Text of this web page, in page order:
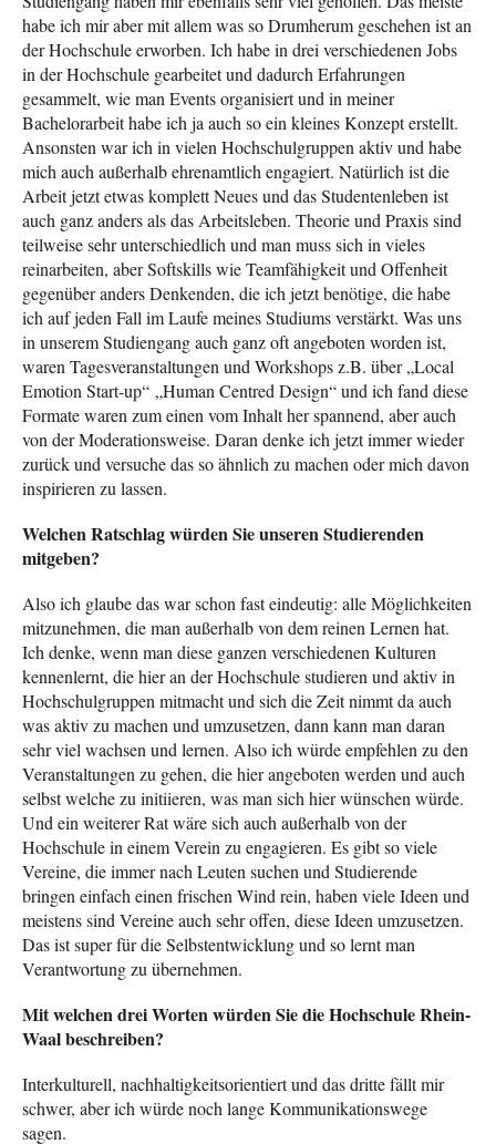
habe ich mir aber mit allem was so Drumherum geschehen ist an
der Hochschule erworben. Ich habe in drei verschiedenen Jobs
in der Hochschule gearbeitet und dadurch Erfahrungen
gesammelt, wie man Events organisiert und in meiner
Bachelorarbeit habe ich ja auch so ein kleines Konzept erstellt.
Ansonsten war ich in vielen Hochschulgruppen aktiv und habe
mich auch außerhalb ehrenamtlich engagiert. Natürlich ist die
Arbeit jetzt etwas komplett Neues und das Studentenleben ist
auch ganz anders als das Arbeitsleben. Theorie und Praxis sind
teilweise sehr unterschiedlich und man muss sich in vieles
reinarbeiten, aber Softskills wie Teamfähigkeit und Offenheit
gegenüber anders Denkenden, die ich jetzt benötige, die habe
ich auf jeden Fall im Laufe meines Studiums verstärkt. Was uns
in unserem Studiengang auch ganz oft angeboten worden ist,
waren Tagesveranstaltungen und Workshops z.B. über „Local
Emotion Start-up“ „Human Centred Design“ und ich fand diese
Formate waren zum einen vom Inhalt her spannend, aber auch
von der Moderationsweise. Daran denke ich jetzt immer wieder
zurück und versuche das so ähnlich zu machen oder mich davon
inspirieren zu lassen.
Welchen Ratschlag würden Sie unseren Studierenden
mitgeben?
Also ich glaube das war schon fast eindeutig: alle Möglichkeiten
mitzunehmen, die man außerhalb von dem reinen Lernen hat.
Ich denke, wenn man diese ganzen verschiedenen Kulturen
kennenlernt, die hier an der Hochschule studieren und aktiv in
Hochschulgruppen mitmacht und sich die Zeit nimmt da auch
was aktiv zu machen und umzusetzen, dann kann man daran
sehr viel wachsen und lernen. Also ich würde empfehlen zu den
Veranstaltungen zu gehen, die hier angeboten werden und auch
selbst welche zu initiieren, was man sich hier wünschen würde.
Und ein weiterer Rat wäre sich auch außerhalb von der
Hochschule in einem Verein zu engagieren. Es gibt so viele
Vereine, die immer nach Leuten suchen und Studierende
bringen einfach einen frischen Wind rein, haben viele Ideen und
meistens sind Vereine auch sehr offen, diese Ideen umzusetzen.
Das ist super für die Selbstentwicklung und so lernt man
Verantwortung zu übernehmen.
Mit welchen drei Worten würden Sie die Hochschule Rhein-
Waal beschreiben?
Interkulturell, nachhaltigkeitsorientiert und das dritte fällt mir
schwer, aber ich würde noch lange Kommunikationswege
sagen.